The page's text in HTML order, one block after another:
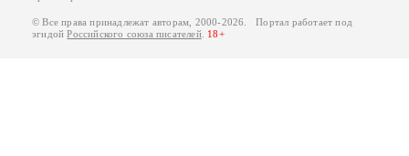
© Все права принадлежат авторам, 2000-2026. Портал работает под
эгидойРоссийского союза писателей. 18+